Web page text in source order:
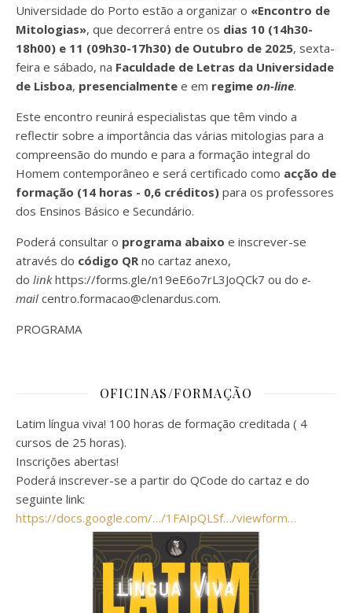
Universidade do Porto estão a organizar o «Encontro de
Mitologias», que decorrerá entre os dias 10 (14h30-
18h00) e 11 (09h30-17h30) de Outubro de 2025, sexta-
feira e sábado, na Faculdade de Letras da Universidade
de Lisboa, presencialmente e em regime on-line.
Este encontro reunirá especialistas que têm vindo a
reflectir sobre a importância das várias mitologias para a
compreensão do mundo e para a formação integral do
Homem contemporâneo e será certificado como acção de
formação (14 horas - 0,6 créditos) para os professores
dos Ensinos Básico e Secundário.
Poderá consultar o programa abaixo e inscrever-se
através do código QRno cartaz anexo,
do linkhttps://forms.gle/n19eE6o7rL3JoQCk7 ou do e-
mail centro.formacao@clenardus.com.
PROGRAMA
OFICINAS/FORMAÇÃO
Latim língua viva! 100 horas de formação creditada ( 4
cursos de 25 horas).
Inscrições abertas!
Poderá inscrever-se a partir do QCode do cartaz e do
seguinte link:
https://docs.google.com/…/1FAIpQLSf…/viewform…